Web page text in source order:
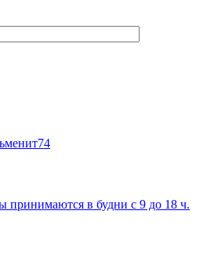
принимаются в будни с 9 до 18 ч.